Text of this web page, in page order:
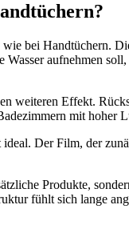
bei Handtüchern.
Wasser aufnehmen
weiteren Effekt.
mit hoher
Der Film, der
Produkte,
fühlt sich lange